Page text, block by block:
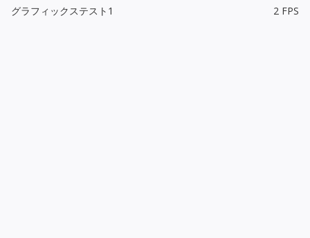
グラフィックステスト1 2 FPS